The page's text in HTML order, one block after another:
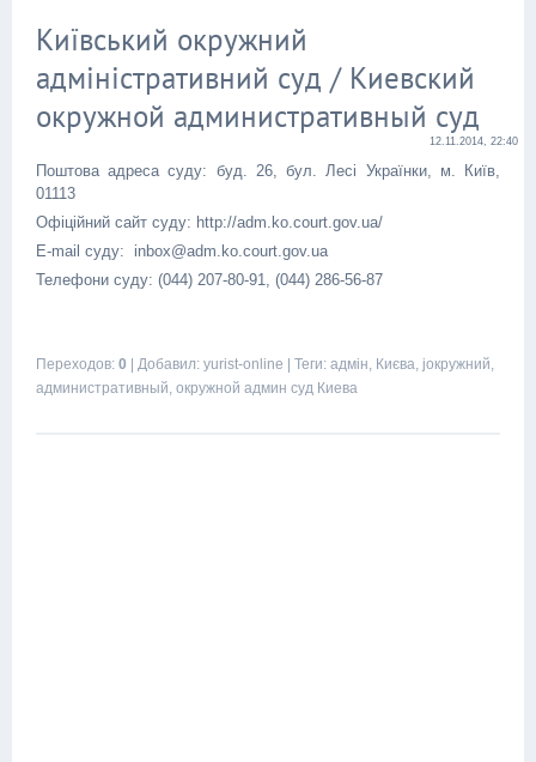
Київський окружний
адміністративний суд / Киевский
окружной административный суд
12.11.2014, 22:40
Поштова адреса суду: буд. 26, бул. Лесі Українки, м. Київ,
01113
Офіційний сайт суду: http://adm.ko.court.gov.ua/
E-mail суду: inbox@adm.ko.court.gov.ua
Телефони суду: (044) 207-80-91, (044) 286-56-87
Переходов: 0 Добавил: yurist-online Теги: адмін, Києва, jокружний,
административный, окружной админ суд Киева